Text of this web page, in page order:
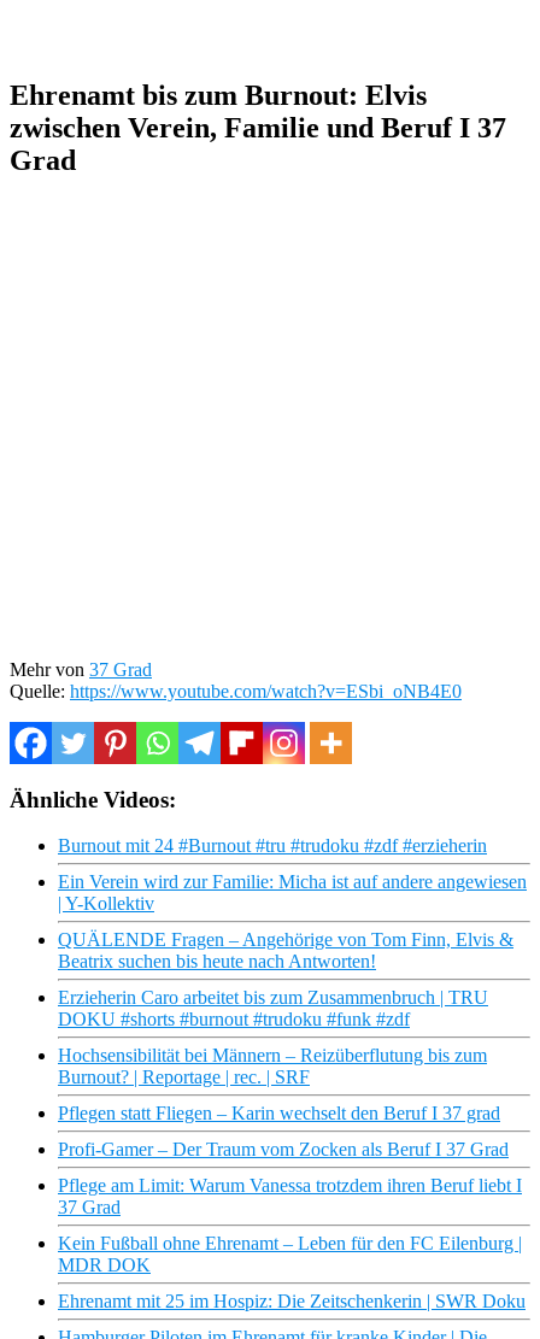
Ehrenamt bis zum Burnout: Elvis
zwischen Verein, Familie und Beruf I 37
Grad
Mehr von 37 Grad
Quelle: https://www.youtube.com/watch?v=ESbi_oNB4E0
Ähnliche Videos:
Burnout mit 24 #Burnout #tru #trudoku #zdf #erzieherin
Ein Verein wird zur Familie: Micha ist auf andere angewiesen
| Y-Kollektiv
QUÄLENDE Fragen – Angehörige von Tom Finn, Elvis &
Beatrix suchen bis heute nach Antworten!
Erzieherin Caro arbeitet bis zum Zusammenbruch | TRU
DOKU #shorts #burnout #trudoku #funk #zdf
Hochsensibilität bei Männern – Reizüberflutung bis zum
Burnout? | Reportage | rec. | SRF
Pflegen statt Fliegen – Karin wechselt den Beruf I 37 grad
Profi-Gamer – Der Traum vom Zocken als Beruf I 37 Grad
Pflege am Limit: Warum Vanessa trotzdem ihren Beruf liebt I
37 Grad
Kein Fußball ohne Ehrenamt – Leben für den FC Eilenburg |
MDR DOK
Ehrenamt mit 25 im Hospiz: Die Zeitschenkerin | SWR Doku